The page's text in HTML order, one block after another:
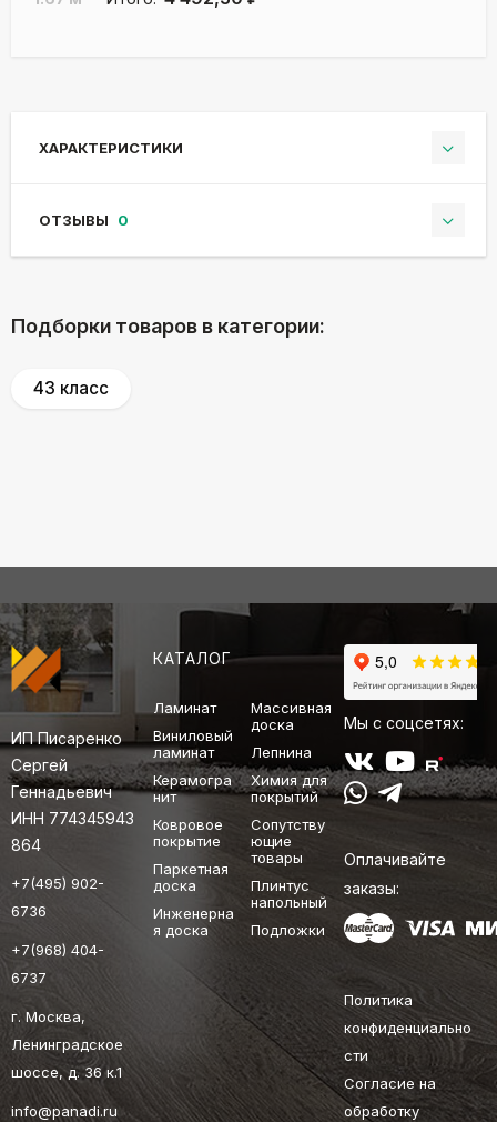
ХАРАКТЕРИСТИКИ
ОТЗЫВЫ 0
Подборки товаров в категории:
43 класс
ИП Писаренко
Сергей
Геннадьевич
ИНН 774345943
864
+7(495) 902-
6736
+7(968) 404-
6737
г. Москва,
Ленинградское
шоссе, д. 36 к.1
info@panadi.ru
КАТАЛОГ
Ламинат
Виниловый
ламинат
Керамогра
нит
Ковровое
покрытие
Паркетная
доска
Инженерна
я доска
Массивная
доска
Лепнина
Химия для
покрытий
Сопутству
ющие
товары
Плинтус
напольный
Подложки
Мы с соцсетях:
Оплачивайте
заказы:
Политика
конфиденциально
сти
Согласие на
обработку